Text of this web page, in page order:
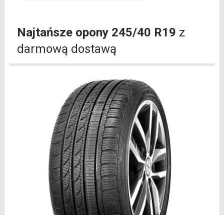
Najtańsze opony 245/40 R19 z
darmową dostawą